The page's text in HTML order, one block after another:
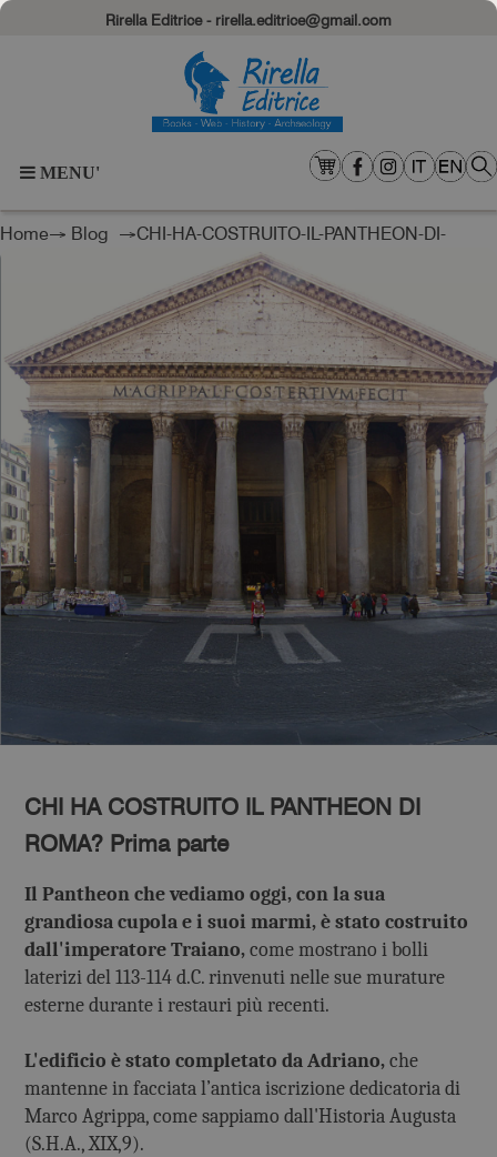
Rirella Editrice - rirella.editrice@gmail.com
MENU'
Home→ Blog →CHI-HA-COSTRUITO-IL-PANTHEON-DI-
ROMA?
CHI HA COSTRUITO IL PANTHEON DI
ROMA? Prima parte
Il Pantheon che vediamo oggi, con la sua
grandiosa cupola e i suoi marmi, è stato costruito
dall'imperatore Traiano,come mostrano i bolli
laterizi del 113-114 d.C. rinvenuti nelle sue murature
esterne durante i restauri più recenti.
L'edificio è stato completato da Adriano,che
mantenne in facciata l’antica iscrizione dedicatoria di
Marco Agrippa, come sappiamo dall'Historia Augusta
(S.H.A., XIX,9).